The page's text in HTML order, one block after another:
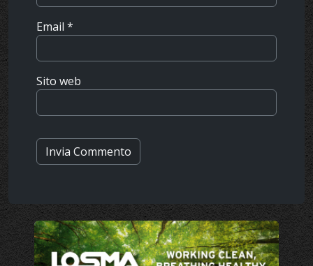
Email *
Sito web